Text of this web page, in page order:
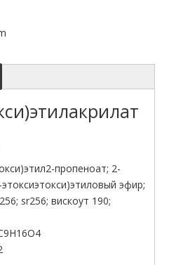
пропеноат; 2-
эфир;
sr256; вискоут 190;